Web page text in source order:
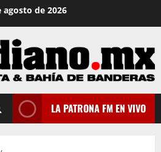
agosto de 2026
LA PATRONA FM EN VIVO